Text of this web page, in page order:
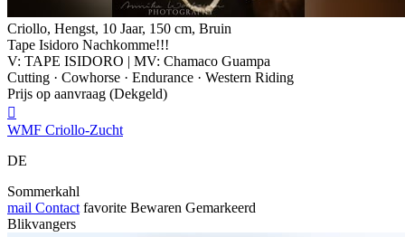
Criollo, Hengst, 10 Jaar, 150 cm, Bruin
Tape Isidoro Nachkomme!!!
V: TAPE ISIDORO | MV: Chamaco Guampa
Cutting · Cowhorse · Endurance · Western Riding
Prijs op aanvraag (Dekgeld)

WMF Criollo-Zucht
DE
Sommerkahl
mail Contact favorite Bewaren Gemarkeerd
Blikvangers